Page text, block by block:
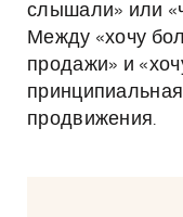
слышали» или
Между «хочу
продажи» и
продвижения.